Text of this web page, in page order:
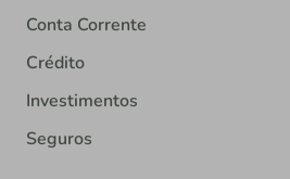
Conta Corrente
Crédito
Investimentos
Seguros